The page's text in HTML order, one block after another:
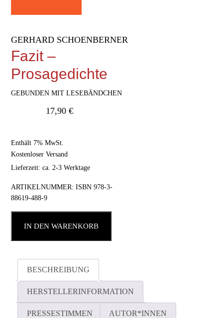
GERHARD SCHOENBERNER
Fazit –
Prosagedichte
GEBUNDEN MIT LESEBÄNDCHEN
17,90€
Enthält 7% MwSt.
Kostenloser Versand
Lieferzeit: ca. 2-3 Werktage
ARTIKELNUMMER:ISBN 978-3-
88619-488-9
IN DEN WARENKORB
BESCHREIBUNG
HERSTELLERINFORMATION
PRESSESTIMMEN AUTOR*INNEN